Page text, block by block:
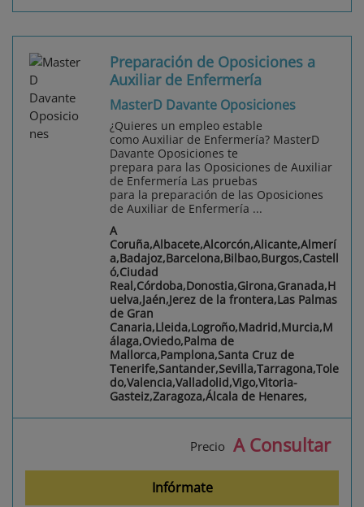
Preparación de Oposiciones a
Auxiliar de Enfermería
MasterD Davante Oposiciones
¿Quieres un empleo estable
como Auxiliar de Enfermería? MasterD
Davante Oposiciones te
prepara para las Oposiciones de Auxiliar
de Enfermería Las pruebas
para la preparación de las Oposiciones
de Auxiliar de Enfermería ...
A
Coruña,Albacete,Alcorcón,Alicante,Almerí
a,Badajoz,Barcelona,Bilbao,Burgos,Castell
ó,Ciudad
Real,Córdoba,Donostia,Girona,Granada,H
uelva,Jaén,Jerez de la frontera,Las Palmas
de Gran
Canaria,Lleida,Logroño,Madrid,Murcia,M
álaga,Oviedo,Palma de
Mallorca,Pamplona,Santa Cruz de
Tenerife,Santander,Sevilla,Tarragona,Tole
do,Valencia,Valladolid,Vigo,Vitoria-
Gasteiz,Zaragoza,Álcala de Henares,
Precio A Consultar
Infórmate